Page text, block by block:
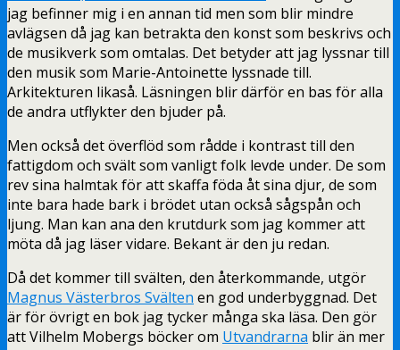
jag befinner mig i en annan tid men som blir mindre
avlägsen då jag kan betrakta den konst som beskrivs och
de musikverk som omtalas. Det betyder att jag lyssnar till
den musik som Marie-Antoinette lyssnade till.
Arkitekturen likaså. Läsningen blir därför en bas för alla
de andra utflykter den bjuder på.
Men också det överflöd som rådde i kontrast till den
fattigdom och svält som vanligt folk levde under. De som
rev sina halmtak för att skaffa föda åt sina djur, de som
inte bara hade bark i brödet utan också sågspån och
ljung. Man kan ana den krutdurk som jag kommer att
möta då jag läser vidare. Bekant är den ju redan.
Då det kommer till svälten, den återkommande, utgör
Magnus Västerbros Svälten en god underbyggnad. Det
är för övrigt en bok jag tycker många ska läsa. Den gör
att Vilhelm Mobergs böcker om Utvandrarna blir än mer